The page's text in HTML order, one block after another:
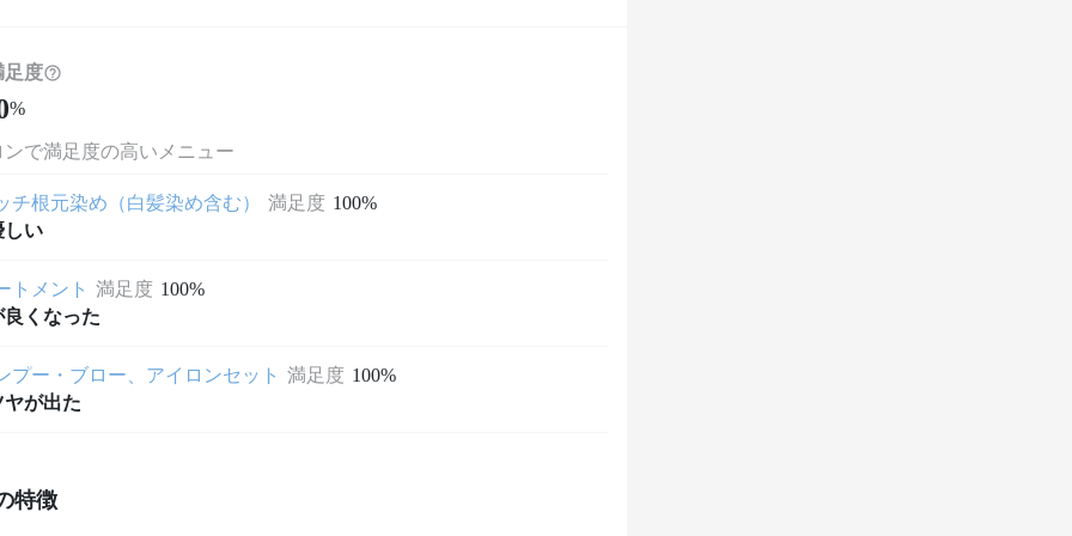
足度
%
で満足度の高いメニュー
チ根元染め（白髪染め含む） 満足度 100%
しい
トメント 満足度 100%
くなった
プー・ブロー、アイロンセット 満足度 100%
が出た
特徴